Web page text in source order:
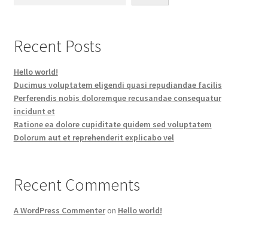
Recent Posts
Hello world!
Ducimus voluptatem eligendi quasi repudiandae facilis
Perferendis nobis doloremque recusandae consequatur
incidunt et
Ratione ea dolore cupiditate quidem sed voluptatem
Dolorum aut et reprehenderit explicabo vel
Recent Comments
A WordPress Commenteron Hello world!